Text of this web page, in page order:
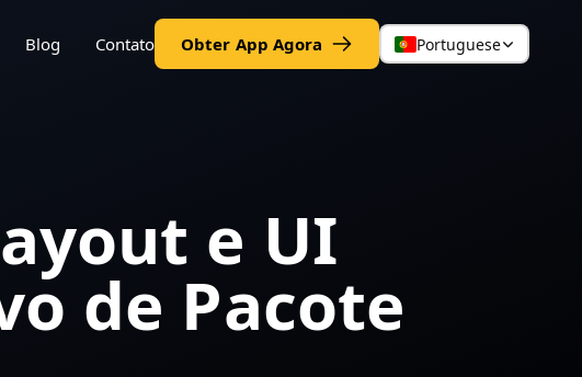
Blog Contato Obter App Agora Portuguese
e UI
de Pacote